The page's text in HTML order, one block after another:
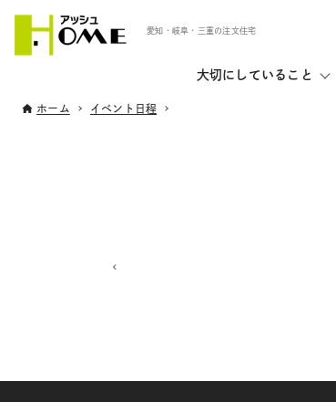
愛知・岐阜・三重の注文住宅
大切にしていること
ホーム イベント日程